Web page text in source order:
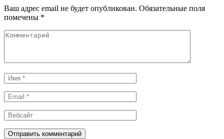
Ваш адрес email не будет опубликован. Обязательные поля
помечены *
Комментарий
Имя
*
Email
*
Вебсайт